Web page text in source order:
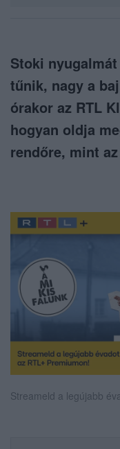
Stoki
tűnik, nagy a
órakor az RTL
hogyan oldja
rendőre, mint
Streameld a legújabb